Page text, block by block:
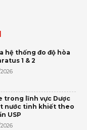
hệ thống đo độ hòa
1 & 2
trong lĩnh vực Dược
nước tinh khiết theo
USP